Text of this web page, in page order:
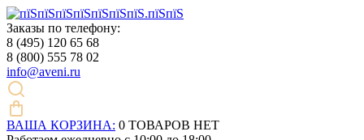
Заказы по телефону:
8 (495) 120 65 68
8 (800) 555 78 02
info@aveni.ru
ВАША КОРЗИНА: 0 ТОВАРОВ НЕТ